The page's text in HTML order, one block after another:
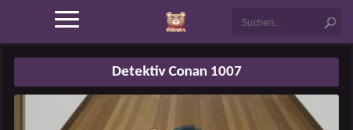
Detektiv Conan 1007